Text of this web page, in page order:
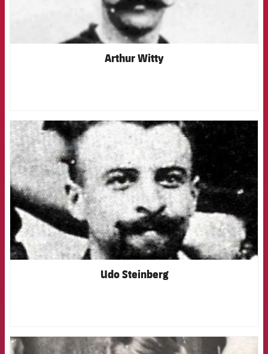
Arthur Witty
FCB Barcelona badge
Udo Steinberg
FCB Barcelona badge